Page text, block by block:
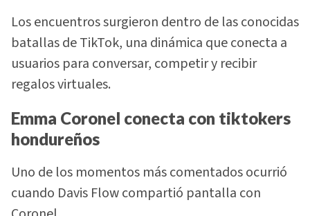
Los encuentros surgieron dentro de las conocidas
batallas de TikTok, una dinámica que conecta a
usuarios para conversar, competir y recibir
regalos virtuales.
Emma Coronel conecta con tiktokers
hondureños
Uno de los momentos más comentados ocurrió
cuando Davis Flow compartió pantalla con